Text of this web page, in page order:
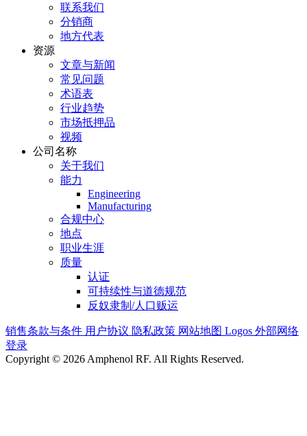
联系我们
分销商
地方代表
资源
文章与新闻
常见问题
术语表
行业趋势
市场抵押品
视频
公司名称
关于我们
能力
Engineering
Manufacturing
合规中心
地点
职业生涯
质量
认证
可持续性与道德规范
反奴隶制/人口贩运
销售条款与条件 用户协议 隐私政策 网站地图 Logos 外部网络
登录
Copyright © 2026 Amphenol RF. All Rights Reserved.